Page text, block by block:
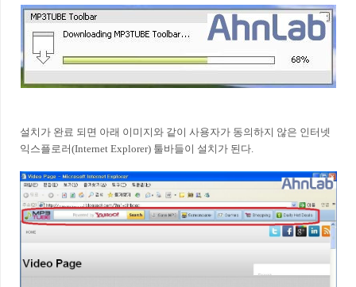
설치가 완료 되면 아래 이미지와 같이 사용자가 동의하지 않은 인터넷
익스플로러(Internet Explorer) 툴바들이 설치가 된다.